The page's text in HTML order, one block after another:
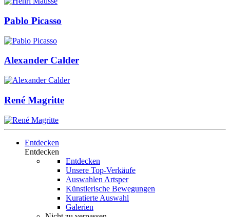
Pablo Picasso
Alexander Calder
René Magritte
Entdecken
Entdecken
Entdecken
Unsere Top-Verkäufe
Auswahlen Artsper
Künstlerische Bewegungen
Kuratierte Auswahl
Galerien